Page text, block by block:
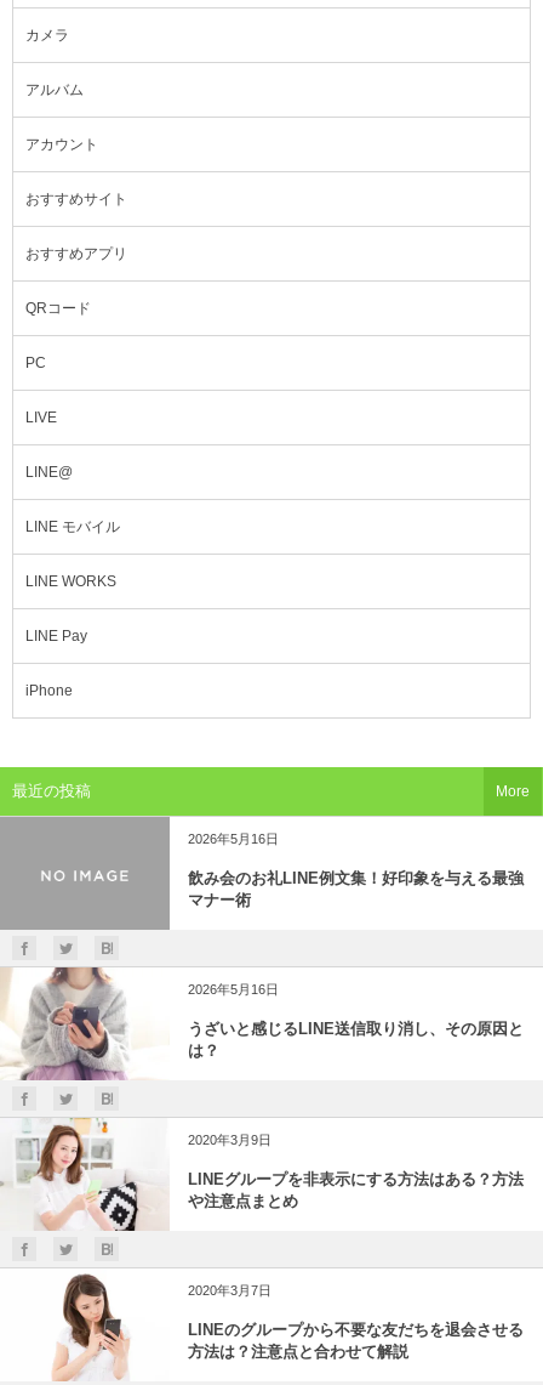
カメラ
アルバム
アカウント
おすすめサイト
おすすめアプリ
QRコード
PC
LIVE
LINE@
LINE モバイル
LINE WORKS
LINE Pay
iPhone
最近の投稿
2026年5月16日
飲み会のお礼LINE例文集！好印象を与える最強
マナー術
2026年5月16日
うざいと感じるLINE送信取り消し、その原因と
は？
2020年3月9日
LINEグループを非表示にする方法はある？方法
や注意点まとめ
2020年3月7日
LINEのグループから不要な友だちを退会させる
方法は？注意点と合わせて解説
More